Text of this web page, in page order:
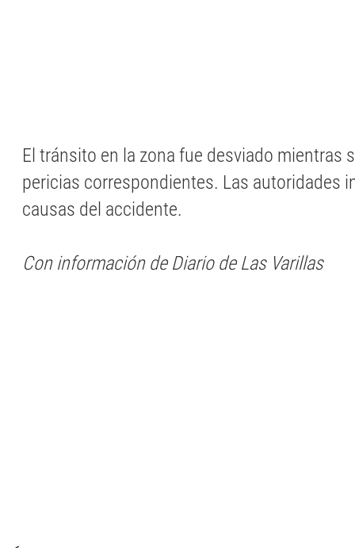
El tránsito en la zona fue desviado mientras
pericias correspondientes. Las autoridades
causas del accidente.
Con información de Diario de Las Varillas